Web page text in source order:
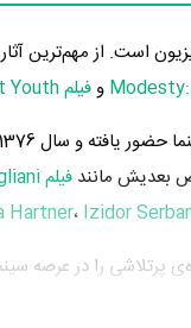
و فیلم Youth Without Youth
بعدیش مانند فیلم Modigliani
Hartner، Izidor